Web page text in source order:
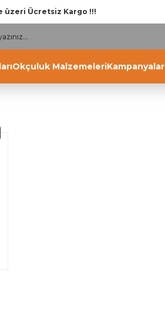
üzeri Ücretsiz Kargo !!!
Okçuluk MalzemeleriKampanyalar